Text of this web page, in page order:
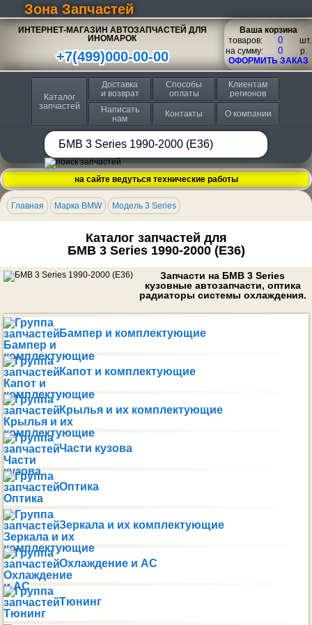
Зона Запчастей
ИНТЕРНЕТ-МАГАЗИН АВТОЗАПЧАСТЕЙ ДЛЯ
ИНОМАРОК
+7(499)000-00-00
Ваша корзина
товаров:
шт.
на сумму:
p.
ОФОРМИТЬ ЗАКАЗ
Каталог
запчастей
Доставка
и возврат
Способы
оплаты
Клиентам
регионов
Написать
нам
Контакты О компании
на сайте ведуться технические работы
Главная Марка BMW Модель 3 Series
Каталог запчастей для
БМВ 3 Series 1990-2000 (E36)
Запчасти на БМВ 3 Series
кузовные автозапчасти, оптика
радиаторы системы охлаждения.
Бампер и комплектующие
Капот и комплектующие
Крылья и их комплектующие
Части кузова
Оптика
Зеркала и их комплектующие
Охлаждение и AC
Тюнинг